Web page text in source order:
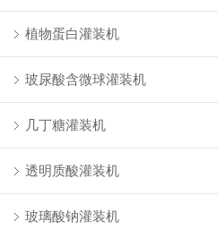
植物蛋白灌装机
玻尿酸含微球灌装机
几丁糖灌装机
透明质酸灌装机
玻璃酸钠灌装机